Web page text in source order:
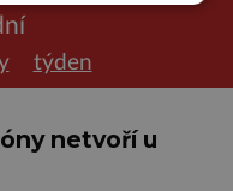
týden
netvoří u